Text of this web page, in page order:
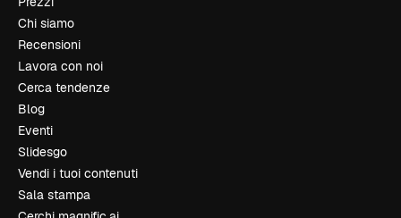
Chi siamo
Recensioni
Lavora con noi
Cerca tendenze
Blog
Eventi
Slidesgo
Vendi i tuoi contenuti
Sala stampa